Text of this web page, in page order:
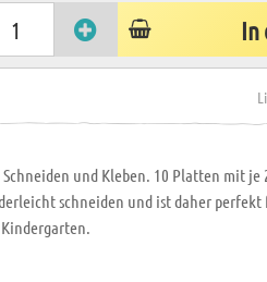
In
und Kleben. 10 Platten mit je
schneiden und ist daher